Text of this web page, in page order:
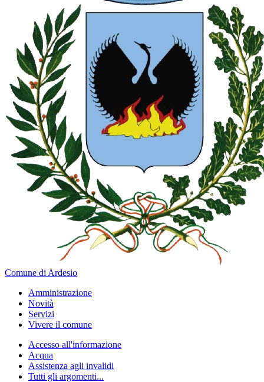
Comune di Ardesio
Amministrazione
Novità
Servizi
Vivere il comune
Accesso all'informazione
Acqua
Assistenza agli invalidi
Tutti gli argomenti...